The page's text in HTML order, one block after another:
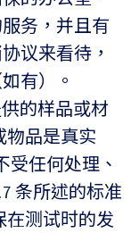
务，并且有
议来看待，
有）。
的样品或材
物品是真实
受任何处理、
条所述的标准
在测试时的发